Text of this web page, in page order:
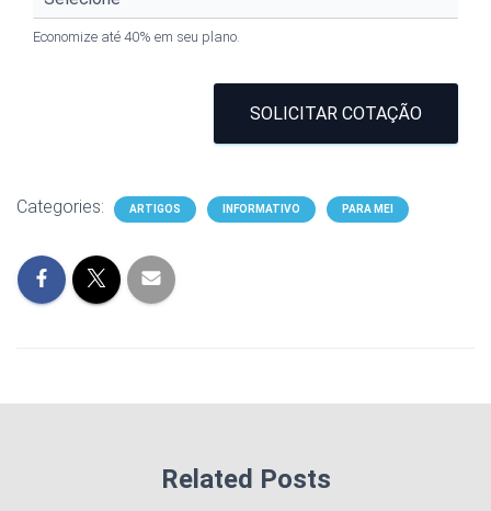
Economize até 40% em seu plano.
SOLICITAR COTAÇÃO
Categories: ARTIGOS INFORMATIVO PARA MEI
Related Posts